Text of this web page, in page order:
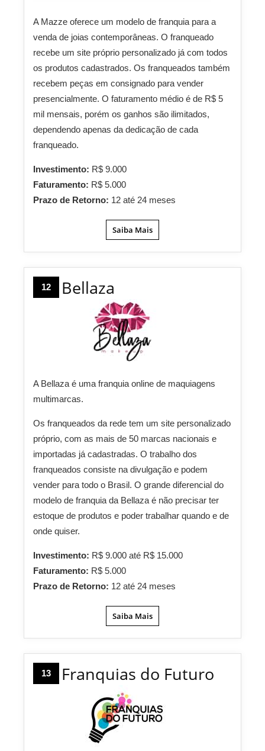
A Mazze oferece um modelo de franquia para a
venda de joias contemporâneas. O franqueado
recebe um site próprio personalizado já com todos
os produtos cadastrados. Os franqueados também
recebem peças em consignado para vender
presencialmente. O faturamento médio é de R$ 5
mil mensais, porém os ganhos são ilimitados,
dependendo apenas da dedicação de cada
franqueado.
Investimento: R$ 9.000
Faturamento: R$ 5.000
Prazo de Retorno: 12 até 24 meses
Saiba Mais
12 Bellaza
A Bellaza é uma franquia online de maquiagens
multimarcas.
Os franqueados da rede tem um site personalizado
próprio, com as mais de 50 marcas nacionais e
importadas já cadastradas. O trabalho dos
franqueados consiste na divulgação e podem
vender para todo o Brasil. O grande diferencial do
modelo de franquia da Bellaza é não precisar ter
estoque de produtos e poder trabalhar quando e de
onde quiser.
Investimento: R$ 9.000 até R$ 15.000
Faturamento: R$ 5.000
Prazo de Retorno: 12 até 24 meses
Saiba Mais
13 Franquias do Futuro